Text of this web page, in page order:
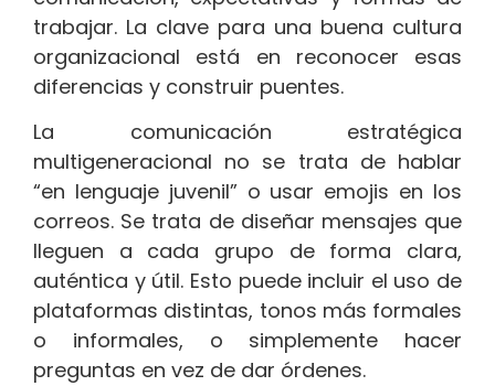
trabajar. La clave para una buena cultura
organizacional está en reconocer esas
diferencias y construir puentes.
La comunicación estratégica
multigeneracional no se trata de hablar
“en lenguaje juvenil” o usar emojis en los
correos. Se trata de diseñar mensajes que
lleguen a cada grupo de forma clara,
auténtica y útil. Esto puede incluir el uso de
plataformas distintas, tonos más formales
o informales, o simplemente hacer
preguntas en vez de dar órdenes.